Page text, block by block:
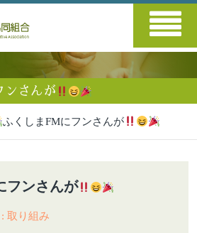
ンさんが
ふくしまFMにフンさんが
フンさんが
取り組み